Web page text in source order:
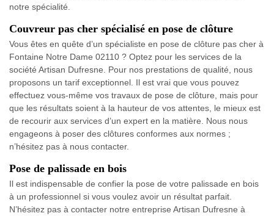
notre spécialité.
Couvreur pas cher spécialisé en pose de clôture
Vous êtes en quête d’un spécialiste en pose de clôture pas cher à
Fontaine Notre Dame 02110 ? Optez pour les services de la
société Artisan Dufresne. Pour nos prestations de qualité, nous
proposons un tarif exceptionnel. Il est vrai que vous pouvez
effectuez vous-même vos travaux de pose de clôture, mais pour
que les résultats soient à la hauteur de vos attentes, le mieux est
de recourir aux services d’un expert en la matière. Nous nous
engageons à poser des clôtures conformes aux normes ;
n’hésitez pas à nous contacter.
Pose de palissade en bois
Il est indispensable de confier la pose de votre palissade en bois
à un professionnel si vous voulez avoir un résultat parfait.
N’hésitez pas à contacter notre entreprise Artisan Dufresne à